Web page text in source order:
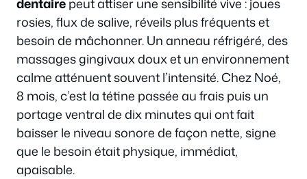
rosies, flux de salive, réveils plus fréquents et
besoin de mâchonner. Un anneau réfrigéré, des
massages gingivaux doux et un environnement
calme atténuent souvent l’intensité. Chez Noé,
8 mois, c’est la tétine passée au frais puis un
portage ventral de dix minutes qui ont fait
baisser le niveau sonore de façon nette, signe
que le besoin était physique, immédiat,
apaisable.